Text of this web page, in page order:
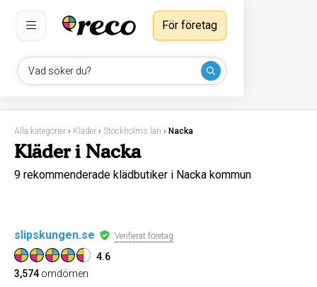
Vad söker du?
För företag
Alla kategorier › Kläder › Stockholms län › Nacka
Kläder i Nacka
9 rekommenderade klädbutiker i Nacka kommun
slipskungen.se Verifierat företag
4.6
3,574 omdömen